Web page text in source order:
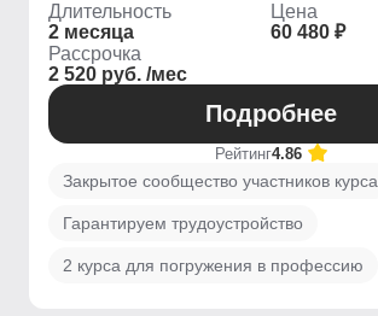
Длительность
2 месяца
Цена
60 480 ₽
Рассрочка
2 520 руб. /мес
Подробнее
Рейтинг4.86
Закрытое сообщество участников курса
Гарантируем трудоустройство
2 курса для погружения в профессию